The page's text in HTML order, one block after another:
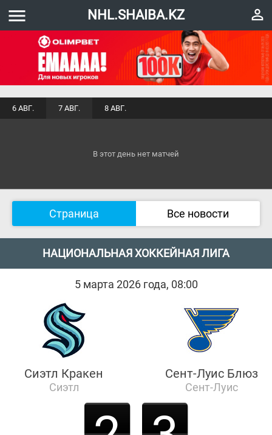
menu NHL.SHAIBA.KZ perm_identity
6 АВГ. 7 АВГ. 8 АВГ.
В этот день нет матчей
Страница Все новости
НАЦИОНАЛЬНАЯ ХОККЕЙНАЯ ЛИГА
5 марта 2026 года, 08:00
Сиэтл Кракен
Сиэтл
Сент-Луис Блюз
Сент-Луис